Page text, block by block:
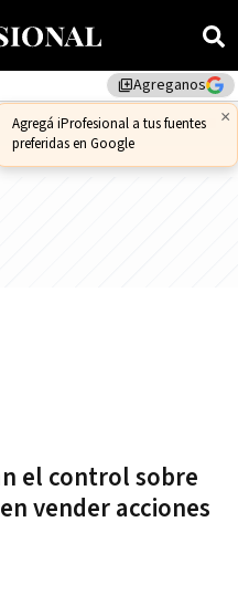
library_addAgreganos
×
Agregá iProfesional a tus fuentes
preferidas en Google
DÓLAR CCL1.22%$1,578.68
el control sobre
vender acciones